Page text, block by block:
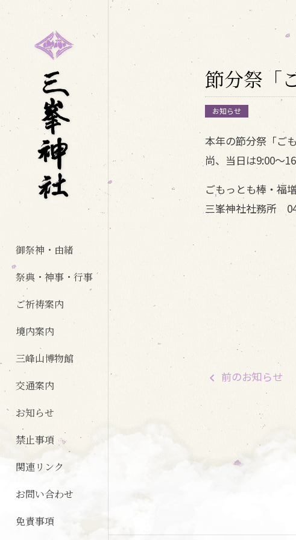
御祭神・由緒
祭典・神事・行事
ご祈祷案内
境内案内
三峰山博物館
交通案内
お知らせ
禁止事項
関連リンク
お問い合わせ
免責事項
節分祭「
お知らせ
本年の節分祭「ご
尚、当日は9:00～
ごもっとも棒・福
三峯神社社務所
前のお知らせ